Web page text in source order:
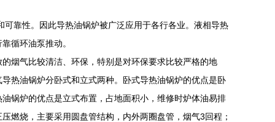
靠性。因此导热油锅炉被广泛应用于各行各业。液相导热
循环油泵推动。
气比较清洁、环保，特别是对环保要求比较严格的地
热油锅炉分卧式和立式两种。卧式导热油锅炉的优点是卧
锅炉的优点是立式布置，占地面积小，维修时炉体油易排
燃烧，主要采用圆盘管结构，内外两圈盘管，烟气3回程；